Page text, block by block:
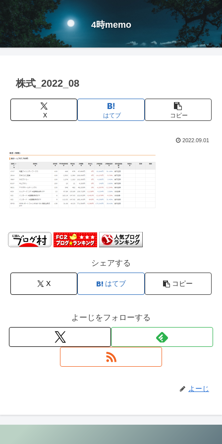
4時memo
株式_2022_08
X はてブ コピー
2022.09.01
シェアする
X はてブ コピー
よーじをフォローする
よーじ